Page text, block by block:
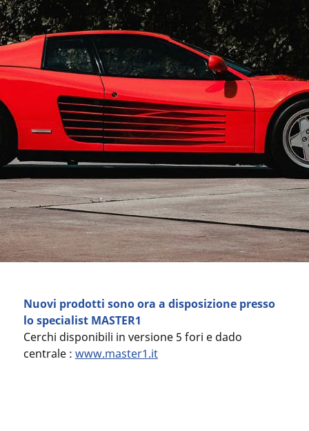
Nuovi prodotti sono ora a disposizione presso
lo specialist MASTER1
Cerchi disponibili in versione 5 fori e dado
centrale : www.master1.it